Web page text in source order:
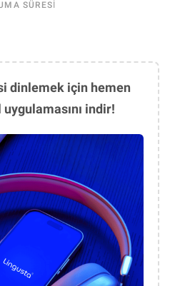
SÜRESI
dinlemek için hemen
indir!